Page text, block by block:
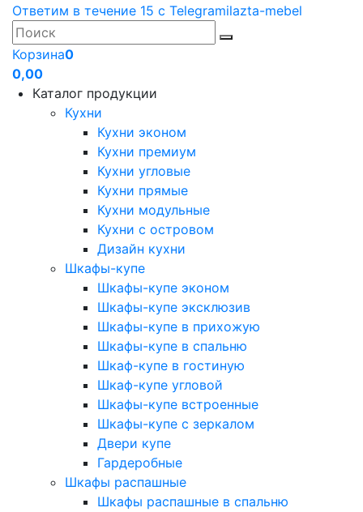
Ответим в течение 15 с Telegramilazta-mebel
Корзина0
0,00
Каталог продукции
Кухни
Кухни эконом
Кухни премиум
Кухни угловые
Кухни прямые
Кухни модульные
Кухни с островом
Дизайн кухни
Шкафы-купе
Шкафы-купе эконом
Шкафы-купе эксклюзив
Шкафы-купе в прихожую
Шкафы-купе в спальню
Шкаф-купе в гостиную
Шкаф-купе угловой
Шкафы-купе встроенные
Шкафы-купе с зеркалом
Двери купе
Гардеробные
Шкафы распашные
Шкафы распашные в спальню